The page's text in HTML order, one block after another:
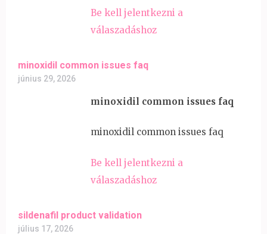
Be kell jelentkezni a
válaszadáshoz
minoxidil common issues faq
június 29, 2026
minoxidil common issues faq
minoxidil common issues faq
Be kell jelentkezni a
válaszadáshoz
sildenafil product validation
július 17, 2026